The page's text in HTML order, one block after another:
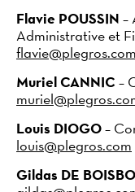
Flavie POUSSIN –
Administrative et
flavie@plegros.com
Muriel CANNIC –
Louis DIOGO–
louis@plegros.com
Gildas DE